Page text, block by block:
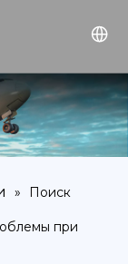
» Поиск
при